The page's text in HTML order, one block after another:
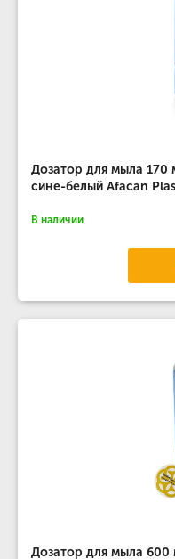
Дозатор для мыла 170
сине-белый Afacan
В наличии
Дозатор для мыла 600